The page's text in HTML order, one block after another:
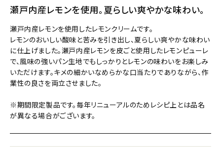
瀬戸内産レモンを使用。夏らしい爽やかな味わい。
瀬戸内産レモンを使用したレモンクリームです。
レモンのおいしい酸味と苦みを引き出し、夏らしい爽やかな味わい
に仕上げました。瀬戸内産レモンを皮ごと使用したレモンピューレ
で、風味の強いパン生地でもしっかりとレモンの味わいをお楽しみ
いただけます。キメの細かいなめらかな口当たりでありながら、作
業性の良さを両立させました。
※期間限定製品です。毎年リニューアルのためレシピ上とは品名
が異なる場合がございます。